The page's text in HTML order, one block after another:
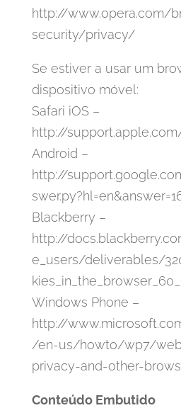
http://www.opera.com/
security/privacy/
Se estiver a usar um
dispositivo móvel:
Safari iOS –
http://
Android –
http://
Blackberry –
http://
e_users/deliverables/
Windows Phone –
http://
/en-us/howto/wp7/
privacy-and-other-
Conteúdo Embutido